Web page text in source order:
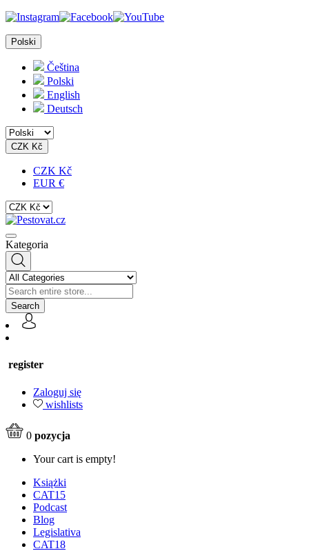
Polski
Čeština
Polski
English
Deutsch
CZK Kč
CZK Kč
EUR €
Kategoria
Search
register
Zaloguj się
wishlists
0 pozycja
Your cart is empty!
Książki
CAT15
Podcast
Blog
Legislativa
CAT18